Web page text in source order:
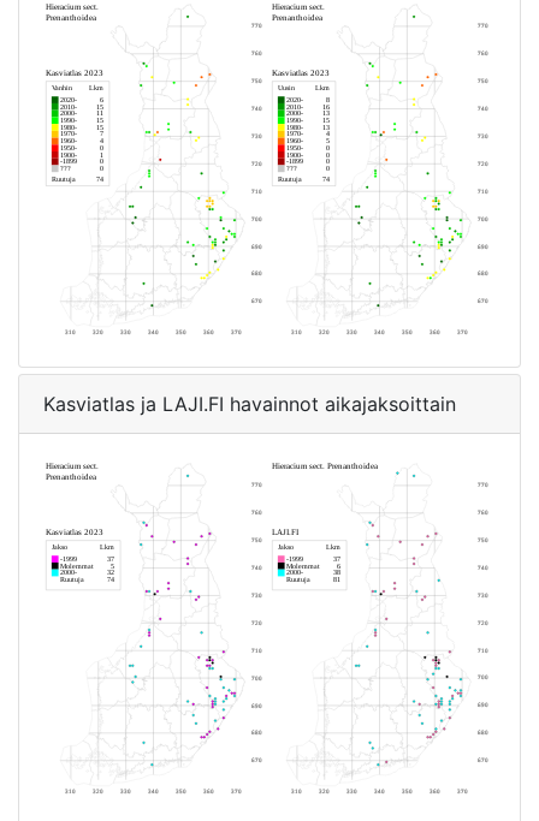
Kasviatlas ja LAJI.FI havainnot aikajaksoittain